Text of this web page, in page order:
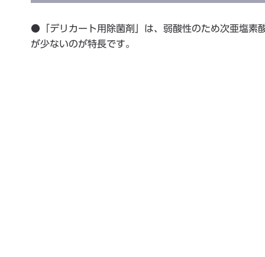
●「デリカート用除菌剤」は、弱酸性のため次亜塩素
が少ないのが特長です。